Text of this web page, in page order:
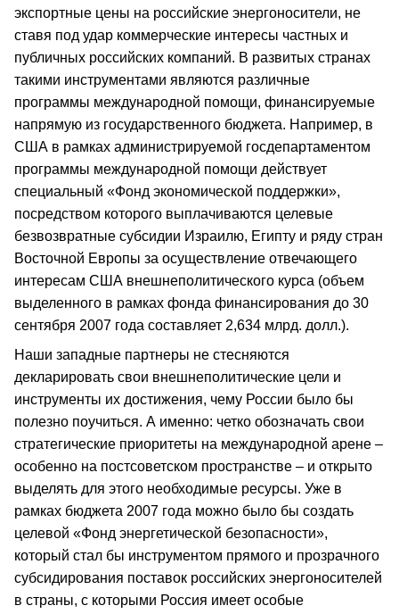
экспортные цены на российские энергоносители, не
ставя под удар коммерческие интересы частных и
публичных российских компаний. В развитых странах
такими инструментами являются различные
программы международной помощи, финансируемые
напрямую из государственного бюджета. Например, в
США в рамках администрируемой госдепартаментом
программы международной помощи действует
специальный «Фонд экономической поддержки»,
посредством которого выплачиваются целевые
безвозвратные субсидии Израилю, Египту и ряду стран
Восточной Европы за осуществление отвечающего
интересам США внешнеполитического курса (объем
выделенного в рамках фонда финансирования до 30
сентября 2007 года составляет 2,634 млрд. долл.).
Наши западные партнеры не стесняются
декларировать свои внешнеполитические цели и
инструменты их достижения, чему России было бы
полезно поучиться. А именно: четко обозначать свои
стратегические приоритеты на международной арене –
особенно на постсоветском пространстве – и открыто
выделять для этого необходимые ресурсы. Уже в
рамках бюджета 2007 года можно было бы создать
целевой «Фонд энергетической безопасности»,
который стал бы инструментом прямого и прозрачного
субсидирования поставок российских энергоносителей
в страны, с которыми Россия имеет особые